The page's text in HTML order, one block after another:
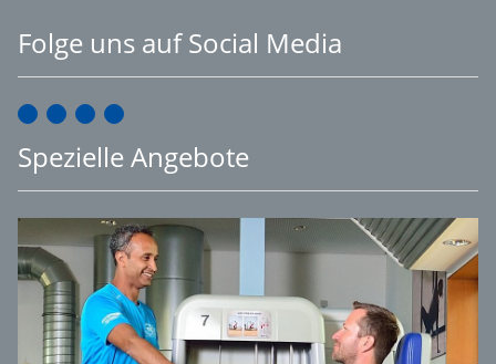
Folge uns auf Social Media
Spezielle Angebote